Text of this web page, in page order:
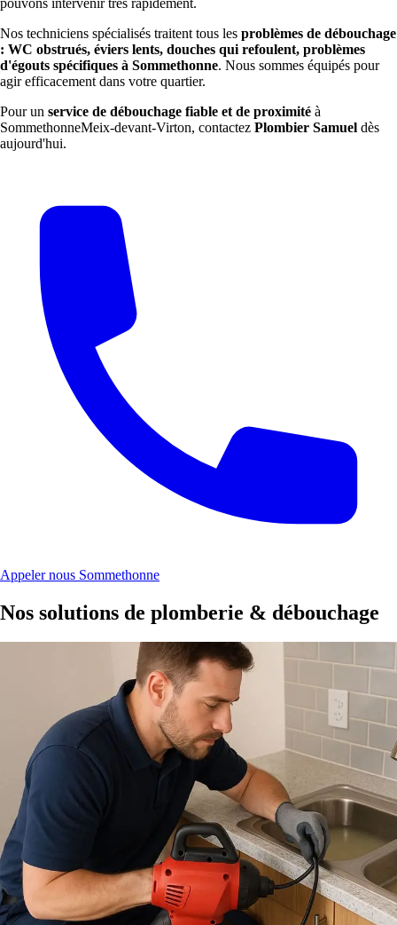
Nos techniciens spécialisés traitent tous les problèmes de débouchage
: WC obstrués, éviers lents, douches qui refoulent, problèmes
d'égouts spécifiques à Sommethonne. Nous sommes équipés pour
agir efficacement dans votre quartier.
Pour un service de débouchage fiable et de proximité à
SommethonneMeix-devant-Virton, contactez Plombier Samuel dès
aujourd'hui.
Appeler nous Sommethonne
Nos solutions de plomberie & débouchage